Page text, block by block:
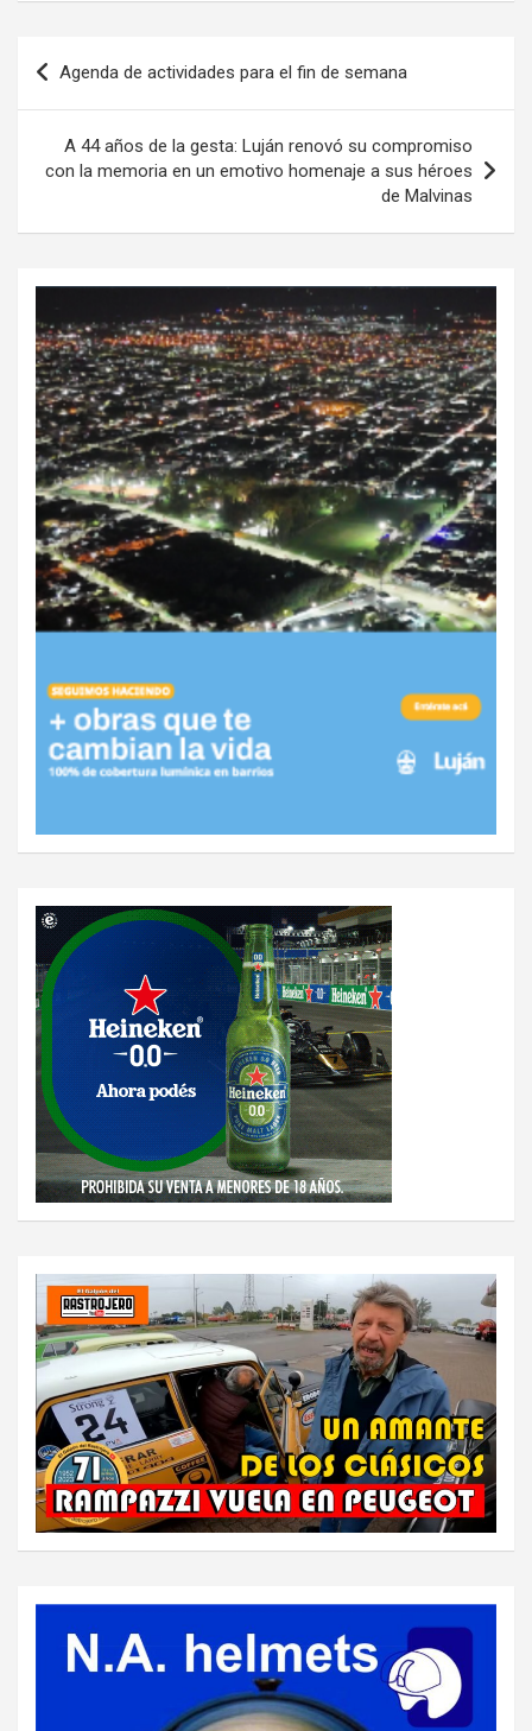
Navegación
de
entradas
Agenda de actividades para el fin de semana
A 44 años de la gesta: Luján renovó su compromiso
con la memoria en un emotivo homenaje a sus héroes
de Malvinas